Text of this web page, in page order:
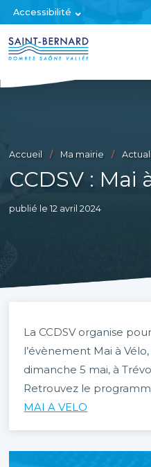
Accessibilité
Accueil Ma mairie
CCDSV : Mai
publié le 12 avril 2024
La CCDSV organise
l’évènement Mai à
dimanche 5 mai, à
Retrouvez le
MAI A VELO